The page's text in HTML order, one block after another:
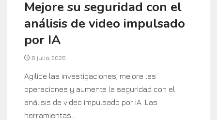
Mejore su seguridad con el
análisis de video impulsado
por IA
6 julio, 2026
Agilice las investigaciones, mejore las
operaciones y aumente la seguridad con el
análisis de video impulsado por IA. Las
herramientas...